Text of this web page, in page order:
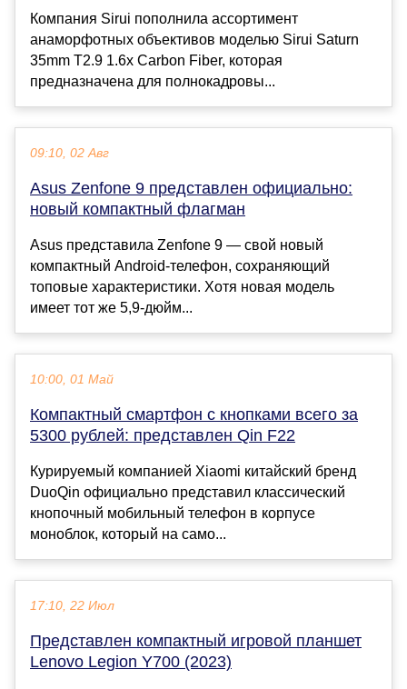
Компания Sirui пополнила ассортимент
анаморфотных объективов моделью Sirui Saturn
35mm T2.9 1.6x Carbon Fiber, которая
предназначена для полнокадровы...
09:10, 02 Авг
Asus Zenfone 9 представлен официально:
новый компактный флагман
Asus представила Zenfone 9 — свой новый
компактный Android-телефон, сохраняющий
топовые характеристики. Хотя новая модель
имеет тот же 5,9-дюйм...
10:00, 01 Май
Компактный смартфон с кнопками всего за
5300 рублей: представлен Qin F22
Курируемый компанией Xiaomi китайский бренд
DuoQin официально представил классический
кнопочный мобильный телефон в корпусе
моноблок, который на само...
17:10, 22 Июл
Представлен компактный игровой планшет
Lenovo Legion Y700 (2023)